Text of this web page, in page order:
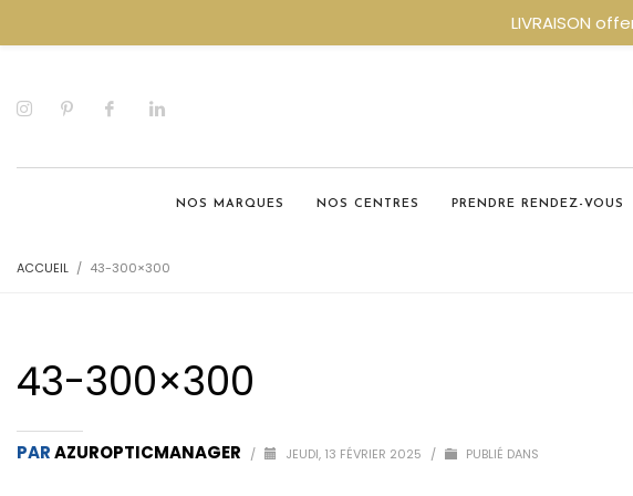
NOS MARQUES NOS CENTRES PRENDRE RENDEZ-VOUS
ACCUEIL 43-300×300
43-300×300
PARAZUROPTICMANAGER / JEUDI, 13 FÉVRIER 2025 / PUBLIÉ DANS
LIVRAISON